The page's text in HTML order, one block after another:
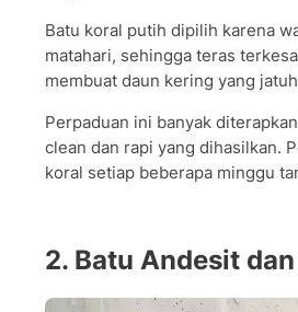
Batu koral putih dipilih karena
matahari, sehingga teras
membuat daun kering yang
Perpaduan ini banyak
clean dan rapi yang dihasilkan.
koral setiap beberapa minggu
2. Batu Andesit